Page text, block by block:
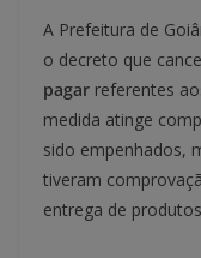
A Prefeitura de
o decreto que
pagar referentes
medida atinge
sido empenhados,
tiveram
entrega de